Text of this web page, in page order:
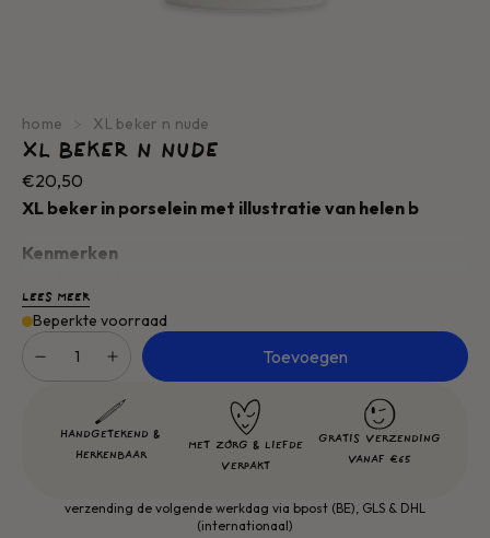
home XL beker n nude
XL BEKER N NUDE
Normale
prijs
€20,50
XL beker in porselein met illustratie van helen b
Kenmerken
Hoogte: 12,00 cm
Diameter: ø 9
Volume: 320 ml
Materiaal:porselein, keramiek, transfer
Ontworpen en verwerkt in België
Al ons porselein is vaatwas-, oven- en
microgolfovenbestendig
LEES MEER
Beperkte voorraad
Toevoegen
HANDGETEKEND &
HERKENBAAR
MET ZORG & LIEFDE
VERPAKT
GRATIS VERZENDING
VANAF €65
verzending de volgende werkdag via bpost (BE), GLS & DHL
(internationaal)